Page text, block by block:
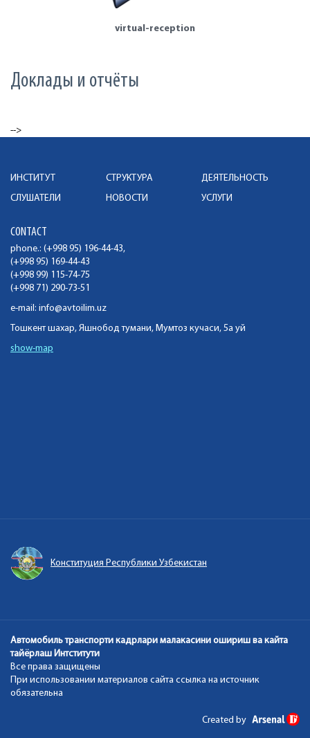
virtual-reception
Доклады и отчёты
-->
ИНСТИТУТ СТРУКТУРА
ДЕЯТЕЛЬНОСТЬ
СЛУШАТЕЛИ
НОВОСТИ УСЛУГИ
CONTACT
phone.: (+998 95) 196-44-43,
(+998 95) 169-44-43
(+998 99) 115-74-75
(+998 71) 290-73-51
e-mail: info@avtoilim.uz
Тошкент шахар, Яшнобод тумани, Мумтоз кучаси, 5а уй
show-map
Конституция Республики Узбекистан
Автомобиль транспорти кадрлари малакасини ошириш ва кайта
тайёрлаш Интститути
Все права защищены
При использовании материалов сайта ссылка на источник
обязательна
Created by